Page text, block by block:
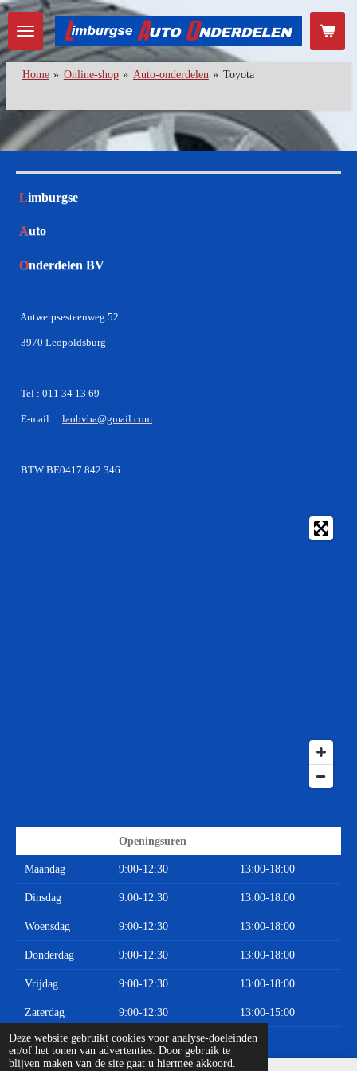
Deze website gebruikt cookies voor analyse-doeleinden
en/of het tonen van advertenties. Door gebruik te
blijven maken van de site gaat u hiermee akkoord.
Ga
direct
naar
de
hoofdinhoud
Home » Online-shop » Auto-onderdelen » Toyota
Limburgse
Auto
Onderdelen BV
Antwerpsesteenweg 52
3970 Leopoldsburg
Tel : 011 34 13 69
E-mail : laobvba@gmail.com
BTW BE0417 842 346
Openingsuren
Maandag 9:00-12:30 13:00-18:00
Dinsdag 9:00-12:30 13:00-18:00
Woensdag 9:00-12:30 13:00-18:00
Donderdag 9:00-12:30 13:00-18:00
Vrijdag 9:00-12:30 13:00-18:00
Zaterdag 9:00-12:30
13:00-15:00
© 2020 - 2026 Limburgse Auto Onderdelen